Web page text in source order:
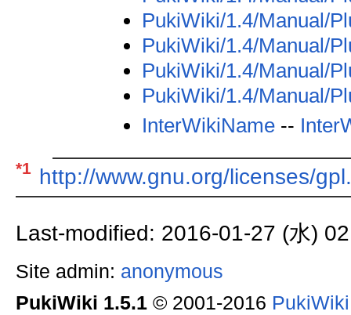
PukiWiki/1.4/Manual/
PukiWiki/1.4/Manual/
PukiWiki/1.4/Manual/
PukiWiki/1.4/Manual/
InterWikiName --
*1 http://www.gnu.org/licenses/
Last-modified: 2016-01-27 (水)
Site admin: anonymous
PukiWiki 1.5.1© 2001-2016